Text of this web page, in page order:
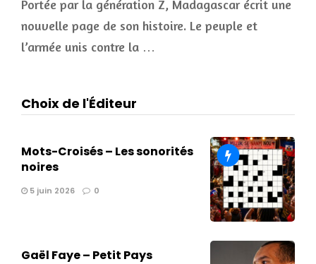
Portée par la génération Z, Madagascar écrit une
nouvelle page de son histoire. Le peuple et
l’armée unis contre la …
Choix de l'Éditeur
Mots-Croisés – Les sonorités
noires
5 juin 2026 0
Gaël Faye – Petit Pays